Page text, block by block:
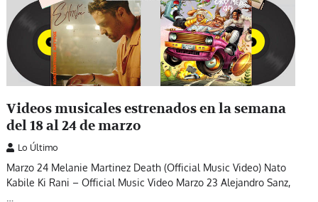
Videos musicales estrenados en la semana
del 18 al 24 de marzo
Lo Último
Marzo 24 Melanie Martinez Death (Official Music Video) Nato
Kabile Ki Rani – Official Music Video Marzo 23 Alejandro Sanz,